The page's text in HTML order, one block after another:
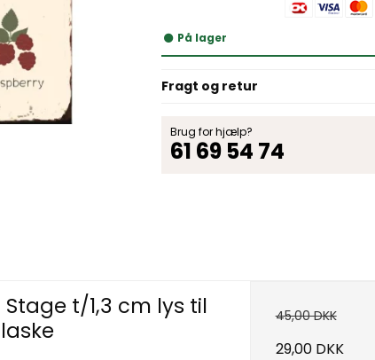
På lager
Fragt og retur
Brug for hjælp?
61 69 54 74
Stage t/1,3 cm lys til
45,00 DKK
29,00 DKK